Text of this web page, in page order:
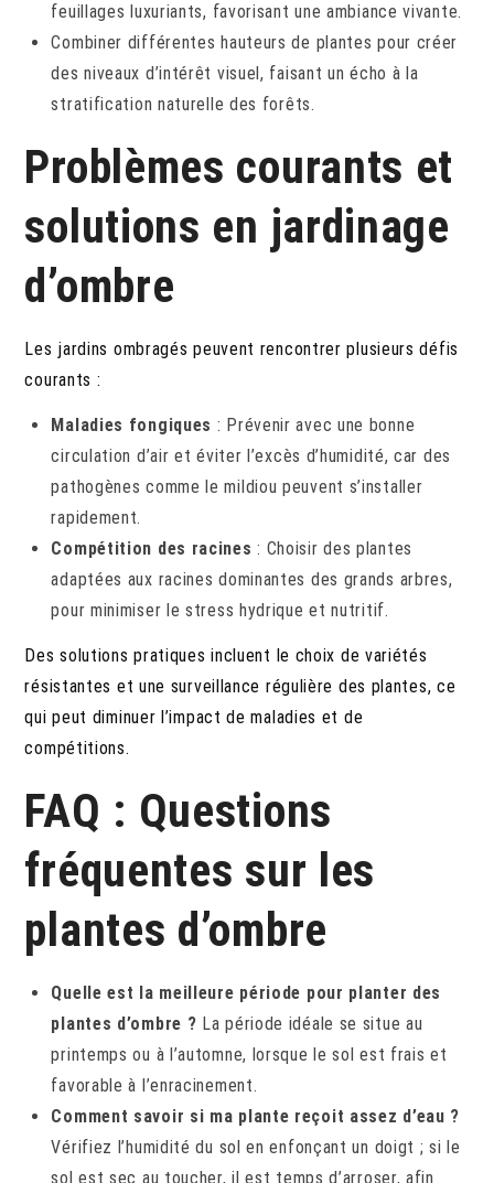
feuillages luxuriants, favorisant une ambiance vivante.
Combiner différentes hauteurs de plantes pour créer
des niveaux d’intérêt visuel, faisant un écho à la
stratification naturelle des forêts.
Problèmes courants et
solutions en jardinage
d’ombre
Les jardins ombragés peuvent rencontrer plusieurs défis
courants :
Maladies fongiques : Prévenir avec une bonne
circulation d’air et éviter l’excès d’humidité, car des
pathogènes comme le mildiou peuvent s’installer
rapidement.
Compétition des racines : Choisir des plantes
adaptées aux racines dominantes des grands arbres,
pour minimiser le stress hydrique et nutritif.
Des solutions pratiques incluent le choix de variétés
résistantes et une surveillance régulière des plantes, ce
qui peut diminuer l’impact de maladies et de
compétitions.
FAQ : Questions
fréquentes sur les
plantes d’ombre
Quelle est la meilleure période pour planter des
plantes d’ombre ? La période idéale se situe au
printemps ou à l’automne, lorsque le sol est frais et
favorable à l’enracinement.
Comment savoir si ma plante reçoit assez d’eau ?
Vérifiez l’humidité du sol en enfonçant un doigt ; si le
sol est sec au toucher, il est temps d’arroser, afin